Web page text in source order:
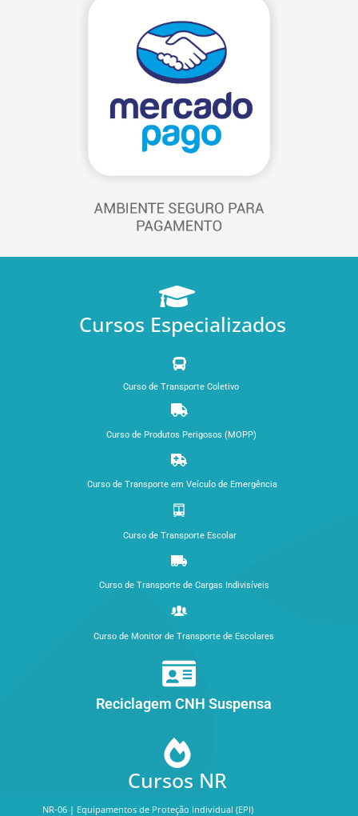
Cursos Especializados
Curso de Transporte Coletivo
Curso de Produtos Perigosos (MOPP)
Curso de Transporte em Veículo de Emergência
Curso de Transporte Escolar
Curso de Transporte de Cargas Indivisíveis
Curso de Monitor de Transporte de Escolares
Reciclagem CNH Suspensa
Cursos NR
NR-06 | Equipamentos de Proteção Individual (EPI)